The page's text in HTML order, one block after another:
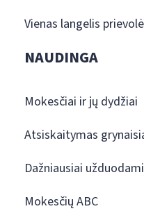
Vienas langelis
NAUDINGA
Mokesčiai ir jų dydžiai
Atsiskaitymas
Dažniausiai
Mokesčių ABC